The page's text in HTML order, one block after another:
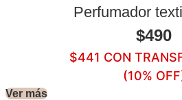
Perfumador
$490
$441 CON
(10%
Ver más